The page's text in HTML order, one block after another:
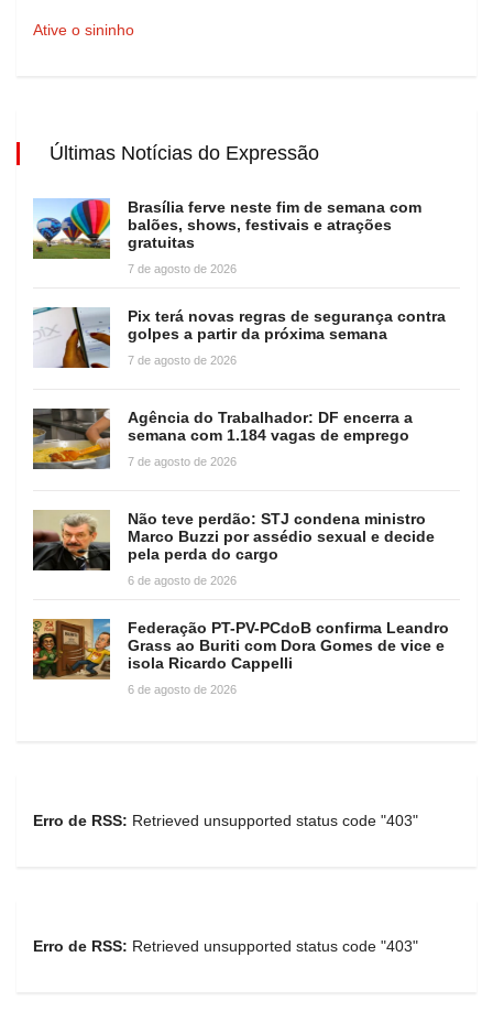
Ative o sininho
Últimas Notícias do Expressão
Brasília ferve neste fim de semana com
balões, shows, festivais e atrações
gratuitas
7 de agosto de 2026
Pix terá novas regras de segurança contra
golpes a partir da próxima semana
7 de agosto de 2026
Agência do Trabalhador: DF encerra a
semana com 1.184 vagas de emprego
7 de agosto de 2026
Não teve perdão: STJ condena ministro
Marco Buzzi por assédio sexual e decide
pela perda do cargo
6 de agosto de 2026
Federação PT-PV-PCdoB confirma Leandro
Grass ao Buriti com Dora Gomes de vice e
isola Ricardo Cappelli
6 de agosto de 2026
Erro de RSS: Retrieved unsupported status code "403"
Erro de RSS: Retrieved unsupported status code "403"